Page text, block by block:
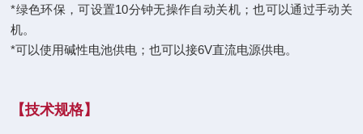
*绿色环保，可设置10分钟无操作自动关机；也可以通过手动关
机。
*可以使用碱性电池供电；也可以接6V直流电源供电。
【技术规格】